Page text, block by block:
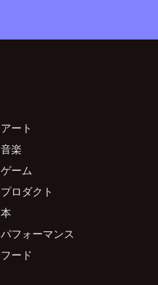
アート
音楽
ゲーム
プロダクト
本
パフォーマンス
フード